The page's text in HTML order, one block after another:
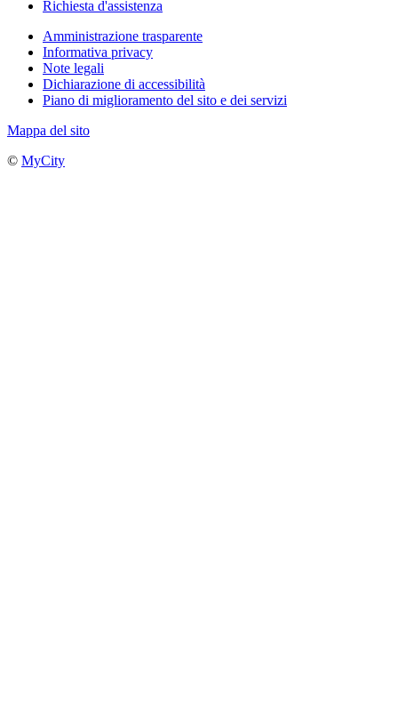
Richiesta d'assistenza
Amministrazione trasparente
Informativa privacy
Note legali
Dichiarazione di accessibilità
Piano di miglioramento del sito e dei servizi
Mappa del sito
© MyCity